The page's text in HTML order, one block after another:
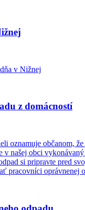
v Nižnej
z domácností
oznamuje občanom,
v našej obci
si pripravte pred
pracovníci oprávnenej